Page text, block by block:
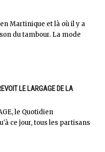
Martinique et là où il y a
du tambour. La mode
LE LARGAGE DE LA
le Quotidien
ce jour, tous les partisans